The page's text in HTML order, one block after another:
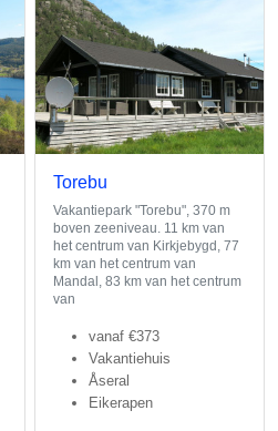
Torebu
Vakantiepark "Torebu", 370 m
boven zeeniveau. 11 km van
het centrum van Kirkjebygd, 77
km van het centrum van
Mandal, 83 km van het centrum
van
vanaf €373
Vakantiehuis
Åseral
Eikerapen